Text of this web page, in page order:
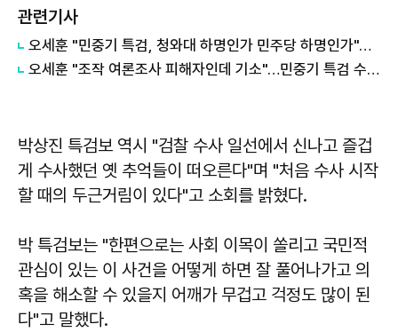
관련기사
오세훈 "민중기 특검, 청와대 하명인가 민주당 하명인가"…'악질' 원색 비난
오세훈 "조작 여론조사 피해자인데 기소"…민중기 특검 수사 논란
박상진 특검보 역시 "검찰 수사 일선에서 신나고 즐겁
게 수사했던 옛 추억들이 떠오른다"며 "처음 수사 시작
할 때의 두근거림이 있다"고 소회를 밝혔다.
박 특검보는 "한편으로는 사회 이목이 쏠리고 국민적
관심이 있는 이 사건을 어떻게 하면 잘 풀어나가고 의
혹을 해소할 수 있을지 어깨가 무겁고 걱정도 많이 된
다"고 말했다.